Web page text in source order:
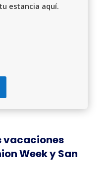
estancia aquí.
vacaciones
Week y San